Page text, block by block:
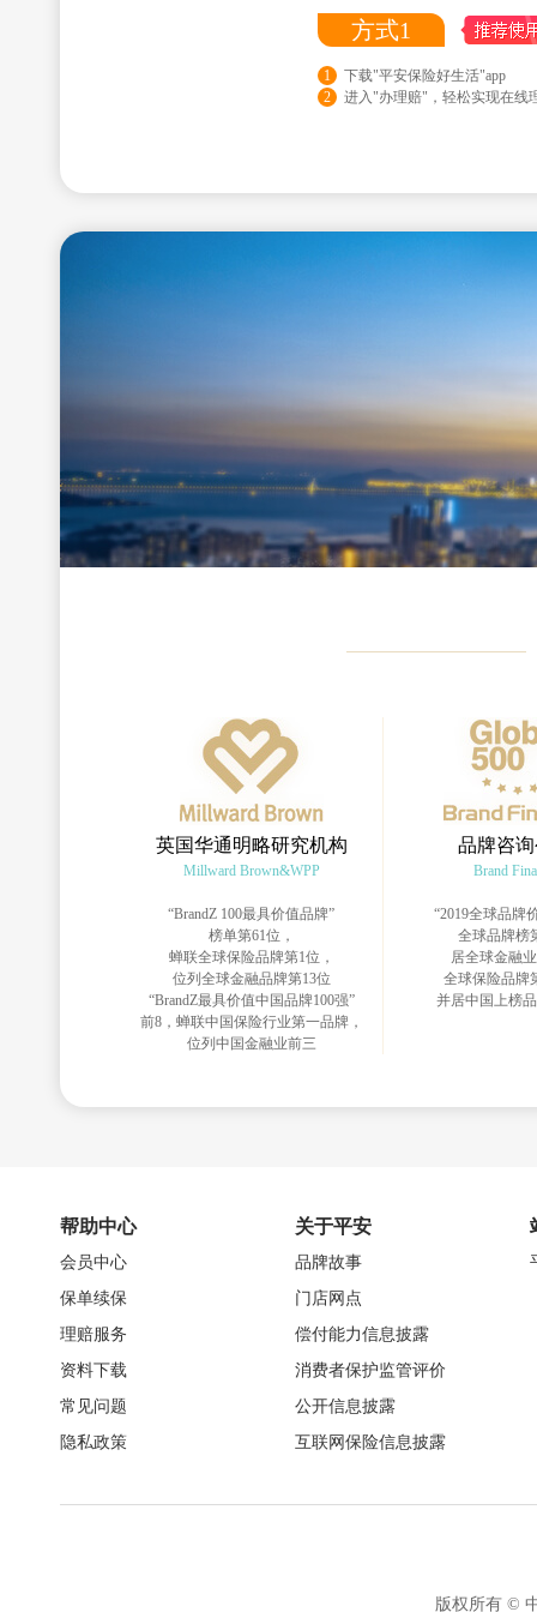
方式1
1
下载"平安保险好生活"app
2
进入"办理赔"，轻松实现在线
英国华通明略研究机构
Millward Brown&WPP
“BrandZ 100最具价值品牌”
榜单第61位，
蝉联全球保险品牌第1位，
位列全球金融品牌第13位
“BrandZ最具价值中国品牌100强”
前8，蝉联中国保险行业第一品牌，
位列中国金融业前三
品牌咨
Brand
“2019全球品牌
全球品牌榜
居全球金融
全球保险品牌
并居中国上榜
帮助中心
会员中心
保单续保
理赔服务
资料下载
常见问题
隐私政策
关于平安
品牌故事
门店网点
偿付能力信息披露
消费者保护监管评价
公开信息披露
互联网保险信息披露
版权所有 ©